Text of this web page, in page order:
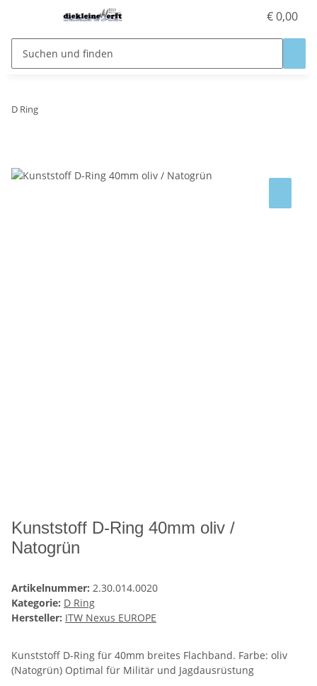
€ 0,00
D Ring
Kunststoff D-Ring 40mm oliv /
Natogrün
Artikelnummer: 2.30.014.0020
Kategorie: D Ring
Hersteller: ITW Nexus EUROPE
Kunststoff D-Ring für 40mm breites Flachband. Farbe: oliv
(Natogrün) Optimal für Militär und Jagdausrüstung